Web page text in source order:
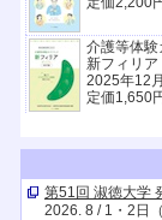
介護等体験
新フィリ
2025年12
定価1,650
第51回 淑徳大学
2026. 8 / 1・2日